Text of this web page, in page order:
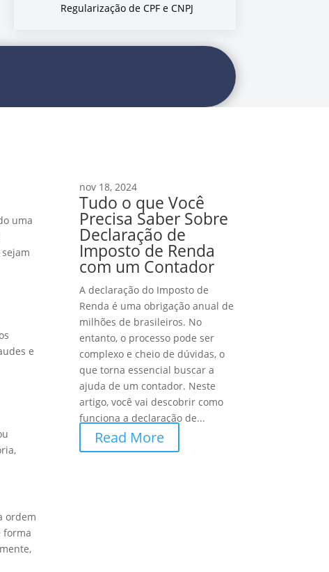
Regularização de CPF e CNPJ
uma
e
ordem
forma
nov 18, 2024
Tudo o que Você
Precisa Saber Sobre
Declaração de
Imposto de Renda
com um Contador
A declaração do Imposto de
Renda é uma obrigação anual de
milhões de brasileiros. No
entanto, o processo pode ser
complexo e cheio de dúvidas, o
que torna essencial buscar a
ajuda de um contador. Neste
artigo, você vai descobrir como
funciona a declaração de...
Read More